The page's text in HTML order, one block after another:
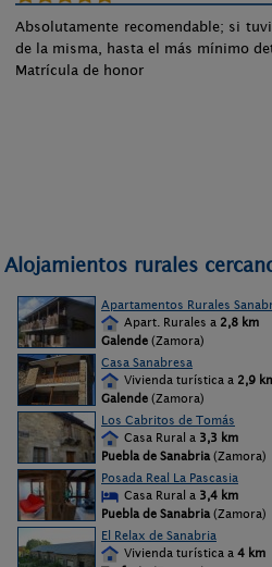
Absolutamente recomendable; si
de la misma, hasta el más mínimo
Matrícula de honor
Alojamientos rurales
Apartamentos Rurales
Apart. Rurales a 2,8 km
Galende (Zamora)
Casa Sanabresa
Vivienda turística a 2,9
Galende (Zamora)
Los Cabritos de Tomás
Casa Rural a 3,3 km
Puebla de Sanabria (Zamora)
Posada Real La Pascasia
Casa Rural a 3,4 km
Puebla de Sanabria (Zamora)
El Relax de Sanabria
Vivienda turística a 4 km